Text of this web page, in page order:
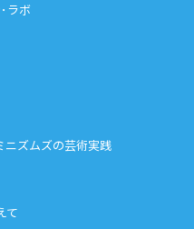
ラボ
ニズムズの芸術実践
て